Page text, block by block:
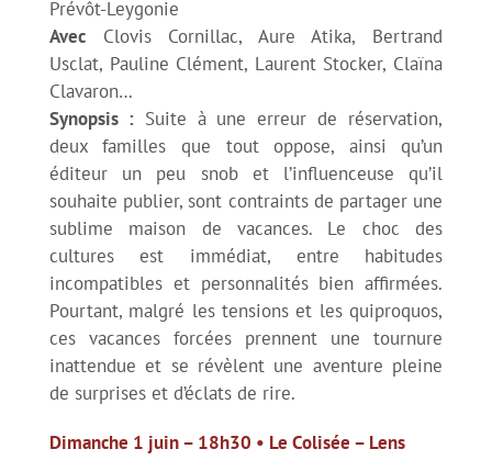
Prévôt-Leygonie
AvecClovis Cornillac, Aure Atika, Bertrand
Usclat, Pauline Clément, Laurent Stocker, Claïna
Clavaron…
Synopsis :Suite à une erreur de réservation,
deux familles que tout oppose, ainsi qu’un
éditeur un peu snob et l’influenceuse qu’il
souhaite publier, sont contraints de partager une
sublime maison de vacances. Le choc des
cultures est immédiat, entre habitudes
incompatibles et personnalités bien affirmées.
Pourtant, malgré les tensions et les quiproquos,
ces vacances forcées prennent une tournure
inattendue et se révèlent une aventure pleine
de surprises et d’éclats de rire.
Dimanche 1 juin – 18h30 • Le Colisée – Lens